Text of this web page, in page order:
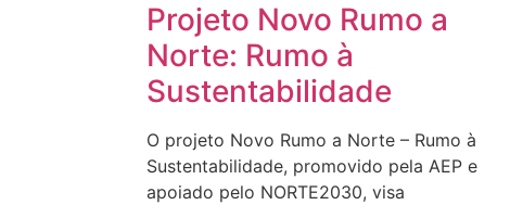
Projeto Novo Rumo a
Norte: Rumo à
Sustentabilidade
O projeto Novo Rumo a Norte – Rumo à
Sustentabilidade, promovido pela AEP e
apoiado pelo NORTE2030, visa